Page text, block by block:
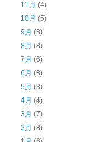
11月 (4)
10月 (5)
9月 (8)
8月 (8)
7月 (6)
6月 (8)
5月 (3)
4月 (4)
3月 (7)
2月 (8)